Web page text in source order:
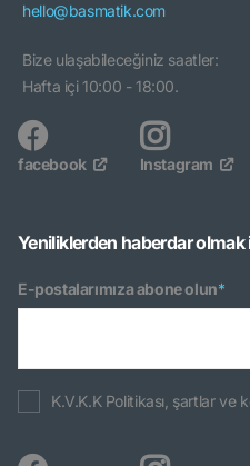
hello@basmatik.com
Bize ulaşabileceğiniz saatler:
Hafta içi 10:00 - 18:00.
facebook Instagram
Yeniliklerden haberdar
E-postalarımıza abone olun*
K.V.K.K Politikası, şartlar ve